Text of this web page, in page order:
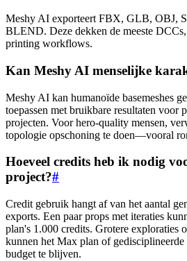
Meshy AI exporteert FBX, GLB, OBJ,
BLEND. Deze dekken de meeste
printing workflows.
Kan Meshy AI menselijke
Meshy AI kan humanoïde basemeshes
toepassen met bruikbare resultaten voor
projecten. Voor hero-quality mensen,
topologie opschoning te doen—vooral
Hoeveel credits heb ik nodig
project?#
Credit gebruik hangt af van het aantal
exports. Een paar props met iteraties
plan's 1.000 credits. Grotere
kunnen het Max plan of
budget te blijven.